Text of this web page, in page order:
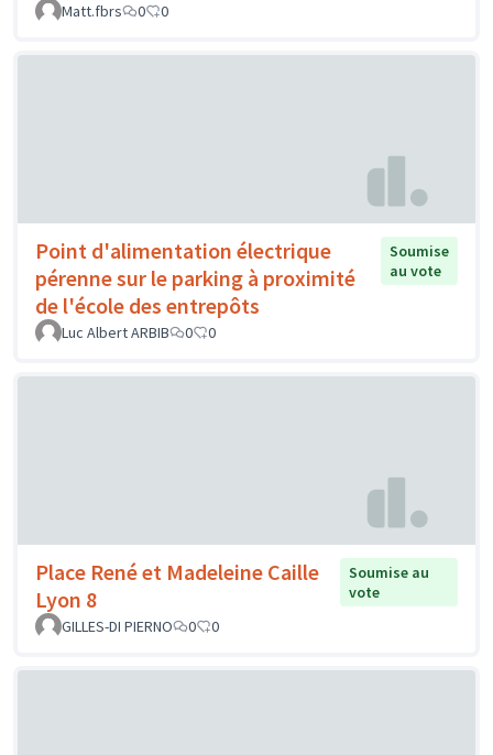
Matt.fbrs
0 0
Point d'alimentation électrique
pérenne sur le parking à proximité
de l'école des entrepôts
Soumise
au vote
Luc Albert ARBIB 0 0
Place René et Madeleine Caille
Lyon 8
Soumise au
vote
GILLES-DI PIERNO
0 0